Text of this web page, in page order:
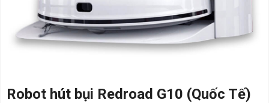
Robot hút bụi Redroad G10 (Quốc Tế)